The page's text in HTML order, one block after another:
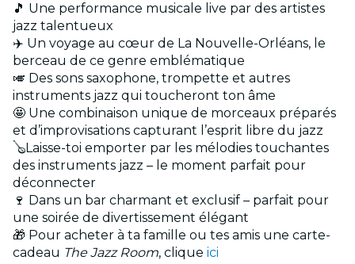
🎵 Une performance musicale live par des artistes
jazz talentueux
✈️ Un voyage au cœur de La Nouvelle-Orléans, le
berceau de ce genre emblématique
🎺 Des sons saxophone, trompette et autres
instruments jazz qui toucheront ton âme
🤩 Une combinaison unique de morceaux préparés
et d’improvisations capturant l’esprit libre du jazz
🪕Laisse-toi emporter par les mélodies touchantes
des instruments jazz – le moment parfait pour
déconnecter
🍷 Dans un bar charmant et exclusif – parfait pour
une soirée de divertissement élégant
🎁 Pour acheter à ta famille ou tes amis une carte-
cadeau The Jazz Room, clique ici